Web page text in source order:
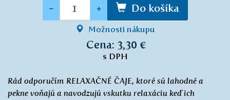
- + Do košíka
Možnosti nákupu
Cena: 3,30 €
s DPH
Rád odporučím RELAXAČNÉ ČAJE, ktoré sú lahodné a
pekne voňajú a navodzujú vskutku relaxáciu keď ich